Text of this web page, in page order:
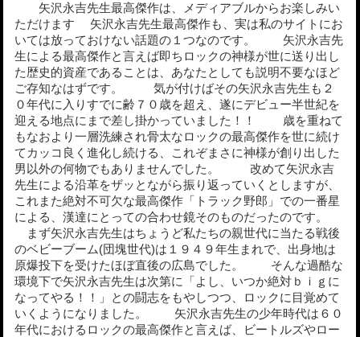
矢沢永吉先生最高傑作は、メディアブルからお楽しみい
ただけます 矢沢永吉先生最高傑作も、実は私のサイトにお
いては放っておけない話題の１つなのです。 矢沢永吉先
生による最高傑作と言えば即ちロックの神様が世に送り出し
た歴史的資産であることは、あなたとしても説明不要なほど
ご存知なはずです。 気が付けばその矢沢永吉先生も２
０年代に入りすでに齢７０歳を超え、遂にデビュー半世紀を
迎える地点にまで差し掛かっていました！！ 歳を重ねて
もなおより一層洗練され骨太なロックの最高傑作を世に続け
てカッコ良く進化し続ける、これぞまさに神様が創り出した
男以外の何物でもありませんでした。 改めて矢沢永吉
先生による沿革をザッとながら振り返っていくとしますが、
これまた絶対不可欠な最高傑作「トラック野郎」での一番星
による、漢達にとっての合わせ鏡そのものだったのです。
まず矢沢永吉先生はちょうど私たちの親世代に当たる戦後
のベビーブーム(団塊世代)は１９４９年生まれで、出身地は
原爆投下を受けたほぼ直後の広島でした。 そんな過酷な
環境下で矢沢永吉先生は次第に「よし、いつか絶対ｂｉｇに
なってやる！！」との闘志をもやしつつ、ロックに目覚めて
いくようになりました。 矢沢永吉先生の少年時代は６０
年代におけるロックの最高傑作と言えば、ビートルズやロー